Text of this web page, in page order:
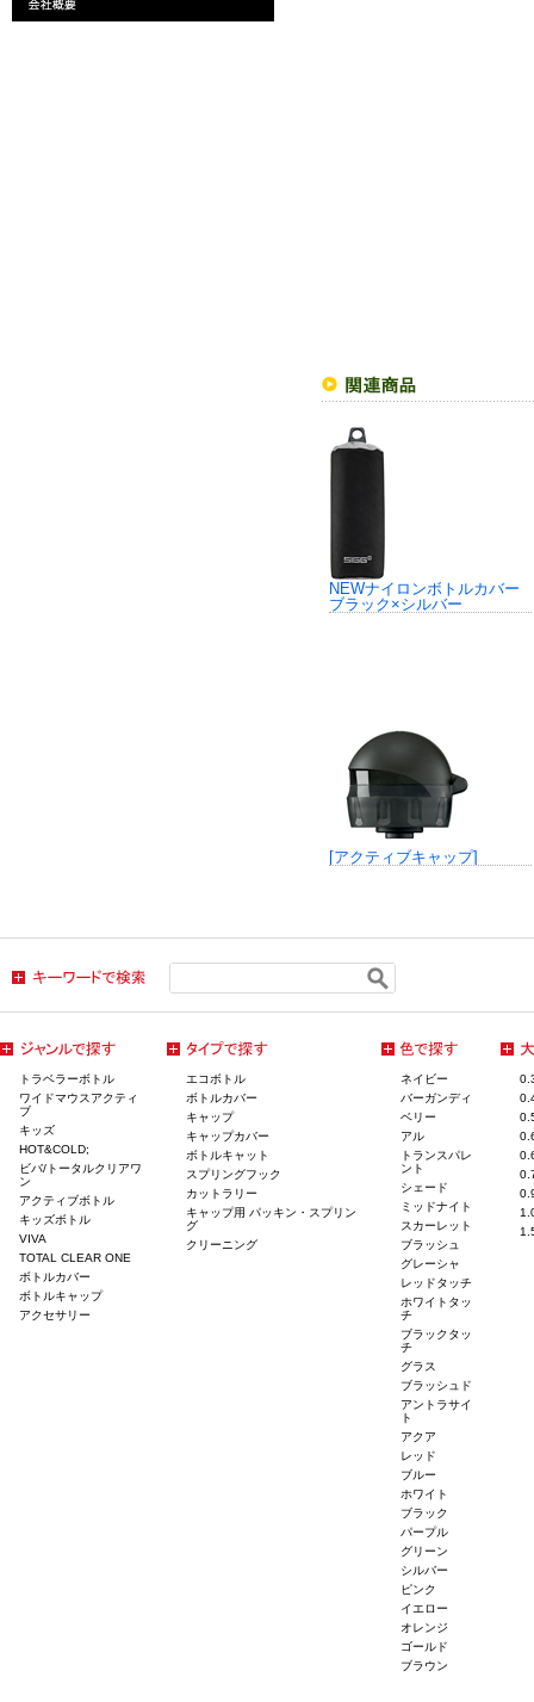
NEWナイロンボトルカバー
ブラック×シルバー
[アクティブキャップ]
トラベラーボトル
ワイドマウスアクティ
ブ
キッズ
HOT&COLD;
ビバ/トータルクリアワ
ン
アクティブボトル
キッズボトル
VIVA
TOTAL CLEAR ONE
ボトルカバー
ボトルキャップ
アクセサリー
エコボトル
ボトルカバー
キャップ
キャップカバー
ボトルキャット
スプリングフック
カットラリー
キャップ用 パッキン・スプリン
グ
クリーニング
ネイビー
バーガンディ
ベリー
アル
トランスパレ
ント
シェード
ミッドナイト
スカーレット
ブラッシュ
グレーシャ
レッドタッチ
ホワイトタッ
チ
ブラックタッ
チ
グラス
ブラッシュド
アントラサイ
ト
アクア
レッド
ブルー
ホワイト
ブラック
パープル
グリーン
シルバー
ピンク
イエロー
オレンジ
ゴールド
ブラウン